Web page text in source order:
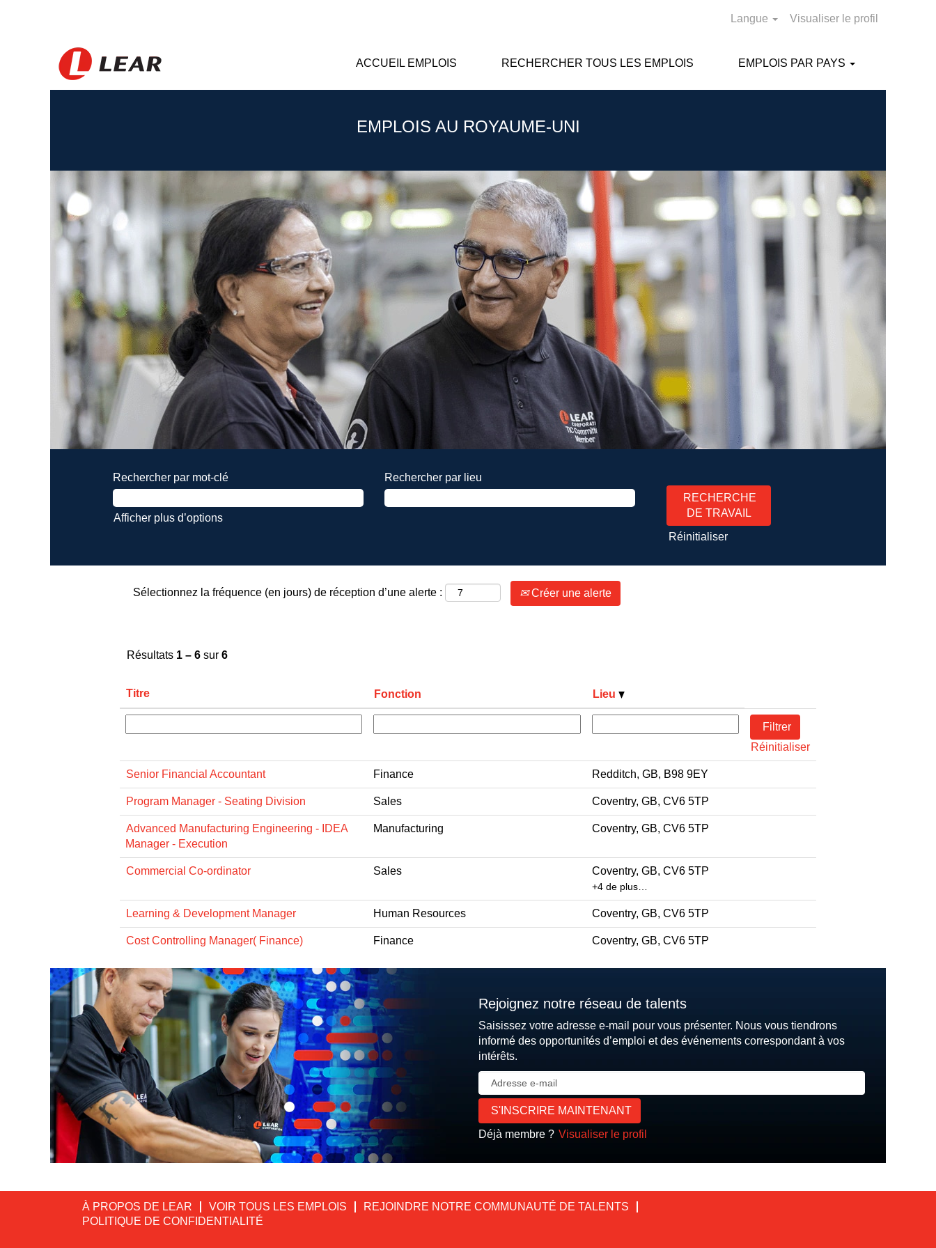
Langue Visualiser le profil
ACCUEIL EMPLOIS RECHERCHER TOUS LES EMPLOIS EMPLOIS PAR PAYS
EMPLOIS AU ROYAUME-UNI
Rechercher par mot-clé Rechercher par lieu
Afficher plus d’options
Réinitialiser
Sélectionnez la fréquence (en jours) de réception d’une alerte : Créer une alerte
Résultats 1 – 6 sur 6
Titre Fonction Lieu
Réinitialiser
Senior Financial Accountant Finance Redditch, GB, B98 9EY
Program Manager - Seating Division Sales Coventry, GB, CV6 5TP
Advanced Manufacturing Engineering - IDEA
Manager - Execution
Manufacturing Coventry, GB, CV6 5TP
Commercial Co-ordinator Sales Coventry, GB, CV6 5TP
+4 de plus…
Learning & Development Manager Human Resources Coventry, GB, CV6 5TP
Cost Controlling Manager( Finance) Finance Coventry, GB, CV6 5TP
Rejoignez notre réseau de talents
Saisissez votre adresse e-mail pour vous présenter. Nous vous tiendrons
informé des opportunités d’emploi et des événements correspondant à vos
intérêts.
Déjà membre ? Visualiser le profil
À PROPOS DE LEAR VOIR TOUS LES EMPLOIS
REJOINDRE NOTRE COMMUNAUTÉ DE TALENTS
POLITIQUE DE CONFIDENTIALITÉ